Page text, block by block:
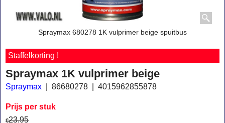
Spraymax 680278 1K vulprimer beige spuitbus
Staffelkorting !
Spraymax 1K vulprimer beige
Spraymax 86680278 4015962855878
Prijs per stuk
€23.95